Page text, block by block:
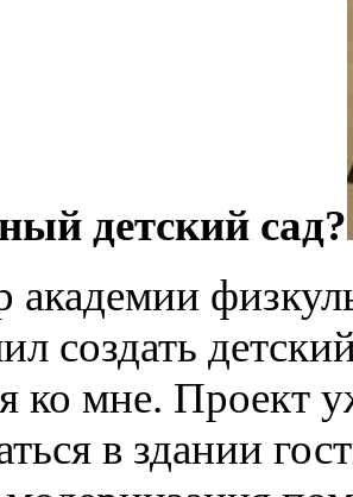
детский сад?
создать
ко мне. Проект
в здании